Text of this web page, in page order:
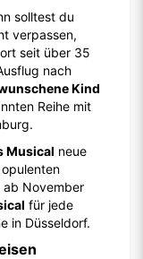
solltest du
verpassen,
seit über 35
nach
Kind
Reihe mit
Musical neue
ab November
für jede
in Düsseldorf.